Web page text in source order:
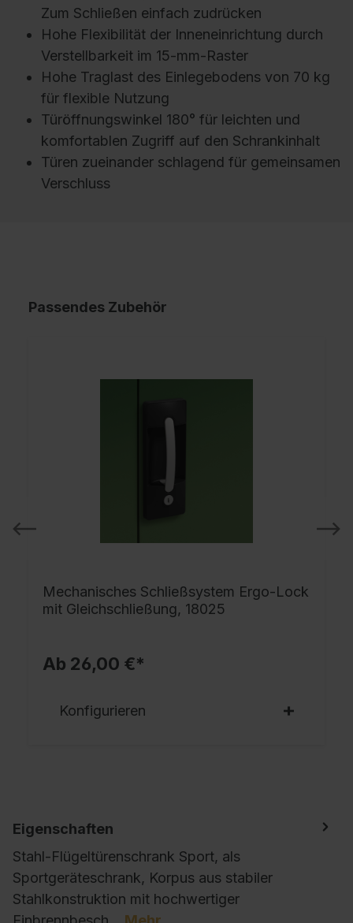
Zum Schließen einfach zudrücken
Hohe Flexibilität der Inneneinrichtung durch
Verstellbarkeit im 15-mm-Raster
Hohe Traglast des Einlegebodens von 70 kg
für flexible Nutzung
Türöffnungswinkel 180° für leichten und
komfortablen Zugriff auf den Schrankinhalt
Türen zueinander schlagend für gemeinsamen
Verschluss
Passendes Zubehör
Mechanisches Schließsystem Ergo-Lock
mit Gleichschließung, 18025
Ab 26,00 €*
Konfigurieren
Eigenschaften
Stahl-Flügeltürenschrank Sport, als
Sportgeräteschrank, Korpus aus stabiler
Stahlkonstruktion mit hochwertiger